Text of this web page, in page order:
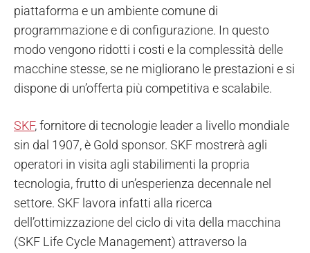
piattaforma e un ambiente comune di
programmazione e di configurazione. In questo
modo vengono ridotti i costi e la complessità delle
macchine stesse, se ne migliorano le prestazioni e si
dispone di un’offerta più competitiva e scalabile.
SKF, fornitore di tecnologie leader a livello mondiale
sin dal 1907, è Gold sponsor. SKF mostrerà agli
operatori in visita agli stabilimenti la propria
tecnologia, frutto di un’esperienza decennale nel
settore. SKF lavora infatti alla ricerca
dell’ottimizzazione del ciclo di vita della macchina
(SKF Life Cycle Management) attraverso la